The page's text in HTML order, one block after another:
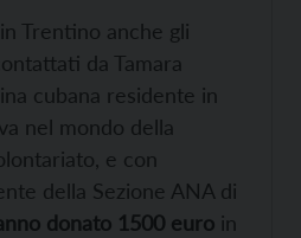
Trentino anche gli
da Tamara
cubana residente in
nel mondo della
e con
della Sezione ANA di
donato 1500 euro in